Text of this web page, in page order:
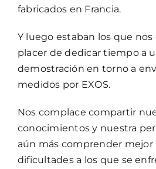
fabricados en Francia.
Y luego estaban los que nos
placer de dedicar tiempo a
demostración en torno a
medidos por EXOS.
Nos complace compartir
conocimientos y nuestra
aún más comprender mejor
dificultades a los que se